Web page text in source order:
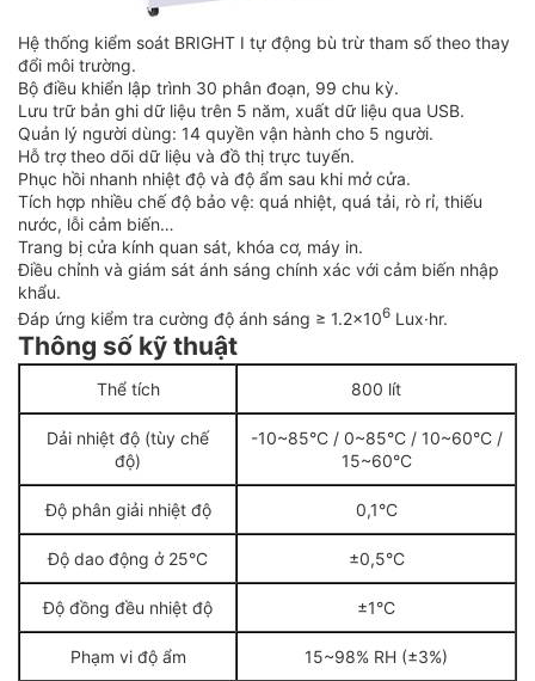
Hệ thống kiểm soát BRIGHT I tự động bù trừ tham số theo thay
đổi môi trường.
Bộ điều khiển lập trình 30 phân đoạn, 99 chu kỳ.
Lưu trữ bản ghi dữ liệu trên 5 năm, xuất dữ liệu qua USB.
Quản lý người dùng: 14 quyền vận hành cho 5 người.
Hỗ trợ theo dõi dữ liệu và đồ thị trực tuyến.
Phục hồi nhanh nhiệt độ và độ ẩm sau khi mở cửa.
Tích hợp nhiều chế độ bảo vệ: quá nhiệt, quá tải, rò rỉ, thiếu
nước, lỗi cảm biến…
Trang bị cửa kính quan sát, khóa cơ, máy in.
Điều chỉnh và giám sát ánh sáng chính xác với cảm biến nhập
khẩu.
Đáp ứng kiểm tra cường độ ánh sáng ≥ 1.2×106 Lux·hr.
Thông số kỹ thuật
Thể tích 800 lít
Dải nhiệt độ (tùy chế
độ)
-10~85°C / 0~85°C / 10~60°C /
15~60°C
Độ phân giải nhiệt độ 0,1°C
Độ dao động ở 25°C ±0,5°C
Độ đồng đều nhiệt độ ±1°C
Phạm vi độ ẩm 15~98% RH (±3%)